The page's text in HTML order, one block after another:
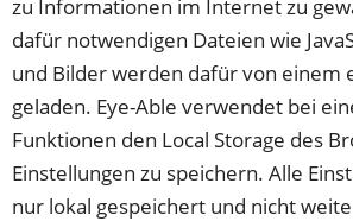
Tab)
zu Informationen im Internet zu
dafür notwendigen Dateien wie
und Bilder werden dafür von einem
geladen. Eye-Able verwendet bei
Funktionen den Local Storage des
Einstellungen zu speichern. Alle
nur lokal gespeichert und nicht